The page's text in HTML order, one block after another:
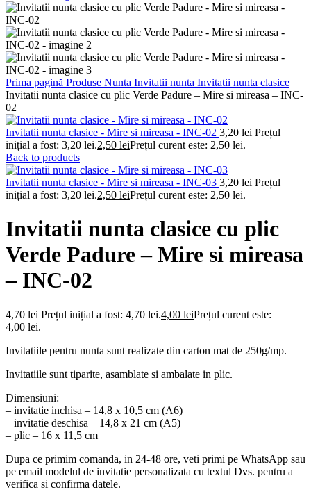
Prima pagină Produse Nunta Invitatii nunta Invitatii nunta clasice
Invitatii nunta clasice cu plic Verde Padure – Mire si mireasa – INC-
02
Invitatii nunta clasice - Mire si mireasa - INC-02 3,20lei Prețul
inițial a fost: 3,20 lei.2,50 leiPrețul curent este: 2,50 lei.
Back to products
Invitatii nunta clasice - Mire si mireasa - INC-03 3,20lei Prețul
inițial a fost: 3,20 lei.2,50 leiPrețul curent este: 2,50 lei.
Invitatii nunta clasice cu plic
Verde Padure – Mire si mireasa
– INC-02
4,70lei Prețul inițial a fost: 4,70 lei.4,00 leiPrețul curent este:
4,00 lei.
Invitatiile pentru nunta sunt realizate din carton mat de 250g/mp.
Invitatiile sunt tiparite, asamblate si ambalate in plic.
Dimensiuni:
– invitatie inchisa – 14,8 x 10,5 cm (A6)
– invitatie deschisa – 14,8 x 21 cm (A5)
– plic – 16 x 11,5 cm
Dupa ce primim comanda, in 24-48 ore, veti primi pe WhatsApp sau
pe email modelul de invitatie personalizata cu textul Dvs. pentru a
verifica si confirma datele.